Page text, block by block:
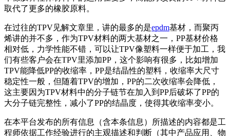
取代了更多的橡胶原料。
在过往的TPV见解文章里，讲的最多的是epdm基材，而聚丙
烯讲的并不多，作为TPV材料的两大基材之一，PP基材价格
相对低，力学性能不错，可以让TPV像塑料一样便于加工，我
们有些客户会在TPV里添加PP，这个影响有很多，比如增加
TPV能降低PP的收缩率，PP是结晶性的塑料，收缩率大尺寸
稳定性一般，但随着TPV的增加，PP的二次收缩率会降低，
这主要因为TPV材料中的分子链节在加入到PP后破坏了PP的
大分子链完整性，减小了PP的结晶度，使得其收缩率变小。
在本平台发布的所有信息（含本条信息）所描述的内容都是工
程师依据工作经验进行的主观描述和判断（其中产品应用、物